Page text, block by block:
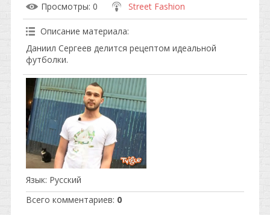
Просмотры: 0 Street Fashion
Описание материала:
Даниил Сергеев делится рецептом идеальной
футболки.
Язык: Русский
Всего комментариев: 0